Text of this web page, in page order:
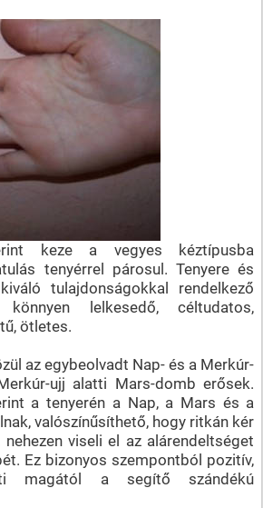
keze a vegyes kéztípusba
tenyérrel párosul. Tenyere és
tulajdonságokkal rendelkező
lelkesedő, céltudatos,
ötletes.
az egybeolvadt Nap- és a Merkúr-
ujj alatti Mars-domb erősek.
a tenyerén a Nap, a Mars és a
valószínűsíthető, hogy ritkán kér
viseli el az alárendeltséget
Ez bizonyos szempontból pozitív,
magától a segítő szándékú